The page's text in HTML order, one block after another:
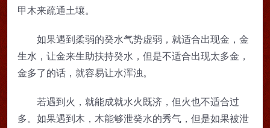
甲木来疏通土壤。
如果遇到柔弱的癸水气势虚弱，就适合出现金，金
生水，让金来生助扶持癸水，但是不适合出现太多金，
金多了的话，就容易让水浑浊。
若遇到火，就能成就水火既济，但火也不适合过
多。如果遇到木，木能够泄癸水的秀气，但是如果被泄